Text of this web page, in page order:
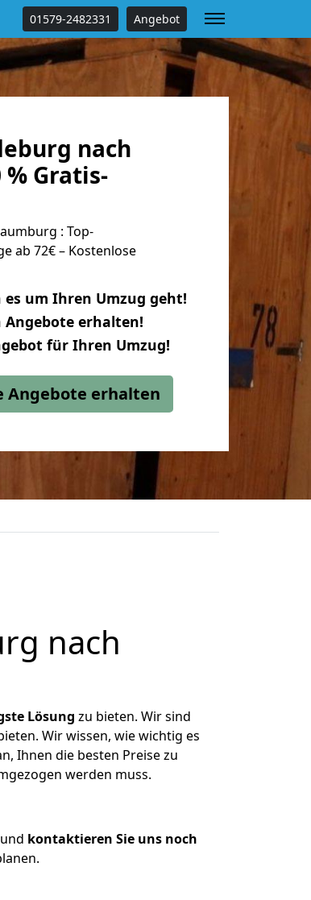
01579-2482331 Angebot
nach
Gratis-
: Top-
ab 72€ – Kostenlose
um Ihren Umzug geht!
erhalten!
für Ihren Umzug!
Angebote erhalten
nach
Lösung zu bieten. Wir sind
Wir wissen, wie wichtig es
Ihnen die besten Preise zu
werden muss.
kontaktieren Sie uns noch